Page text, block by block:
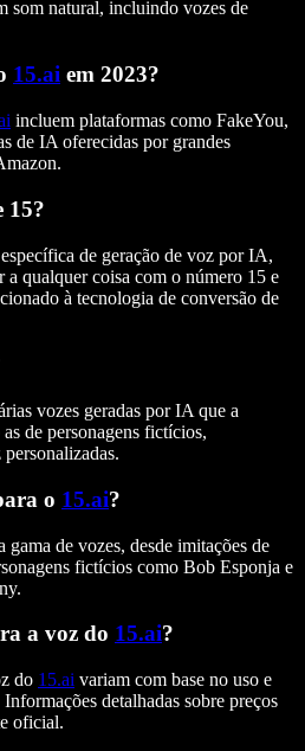
som natural, incluindo vozes de
15.ai em 2023?
incluem plataformas como FakeYou,
de IA oferecidas por grandes
15?
de geração de voz por IA,
qualquer coisa com o número 15 e
à tecnologia de conversão de
vozes geradas por IA que a
de personagens fictícios,
o 15.ai?
gama de vozes, desde imitações de
fictícios como Bob Esponja e
a voz do 15.ai?
do 15.ai variam com base no uso e
detalhadas sobre preços
oficial.